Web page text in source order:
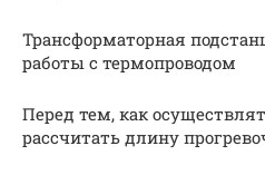
Трансформаторная
работы с термопроводом
Перед тем, как
рассчитать длину